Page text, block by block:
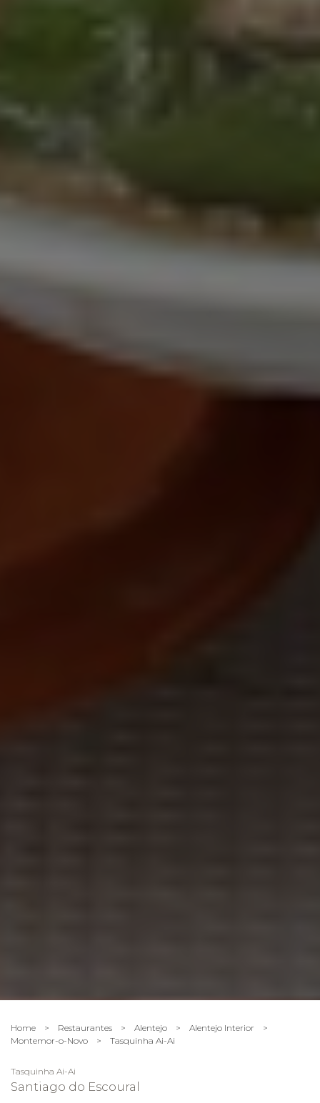
Home > Restaurantes > Alentejo > Alentejo Interior >
Montemor-o-Novo > Tasquinha Ai-Ai
Tasquinha Ai-Ai
Santiago do Escoural